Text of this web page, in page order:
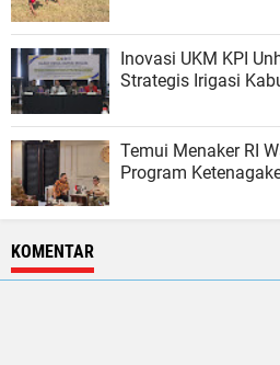
Inovasi UKM KPI
Strategis Irigasi
Temui Menaker RI
Program
KOMENTAR